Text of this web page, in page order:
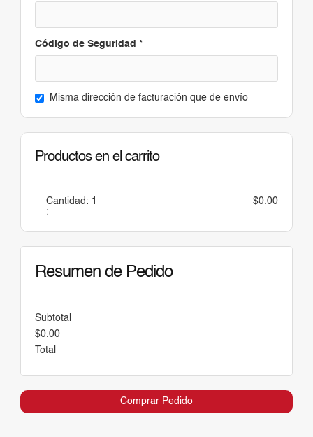
Código de Seguridad *
Misma dirección de facturación que de envío
Productos en el carrito
1
:
$0.00
Resumen de Pedido
Subtotal
$0.00
Total
Comprar Pedido